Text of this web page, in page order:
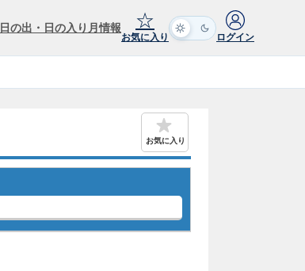
日の出・日の入り 月情報 ☆
お気に入り ログイン
お気に入り